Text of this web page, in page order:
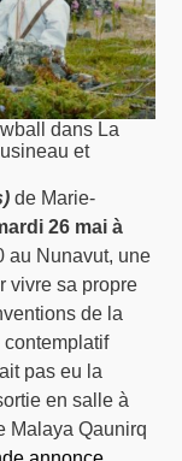
dans La
et
de Marie-
26 mai à
au Nunavut, une
vivre sa propre
de la
contemplatif
pas eu la
en salle à
Malaya Qaunirq